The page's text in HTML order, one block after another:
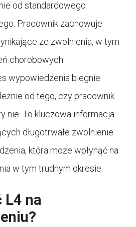
od standardowego
Pracownik zachowuje
ze zwolnienia, w tym
chorobowych.
wypowiedzenia biegnie
od tego, czy pracownik
nie. To kluczowa informacja
długotrwałe zwolnienie
która może wpłynąć na
w tym trudnym okresie.
L4 na